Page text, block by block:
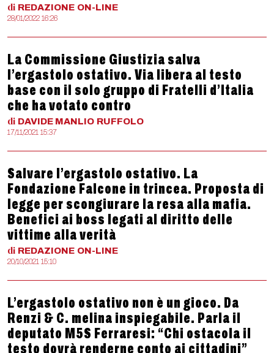
di REDAZIONE ON-LINE
28/01/2022 16:26
La Commissione Giustizia salva
l’ergastolo ostativo. Via libera al testo
base con il solo gruppo di Fratelli d’Italia
che ha votato contro
di DAVIDE MANLIO RUFFOLO
17/11/2021 15:37
Salvare l’ergastolo ostativo. La
Fondazione Falcone in trincea. Proposta di
legge per scongiurare la resa alla mafia.
Benefici ai boss legati al diritto delle
vittime alla verità
di REDAZIONE ON-LINE
20/10/2021 15:10
L’ergastolo ostativo non è un gioco. Da
Renzi & C. melina inspiegabile. Parla il
deputato M5S Ferraresi: “Chi ostacola il
testo dovrà renderne conto ai cittadini”